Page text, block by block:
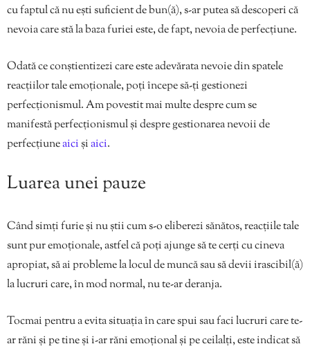
cu faptul că nu ești suficient de bun(ă), s-ar putea să descoperi că
nevoia care stă la baza furiei este, de fapt, nevoia de perfecțiune.
Odată ce conștientizezi care este adevărata nevoie din spatele
reacțiilor tale emoționale, poți începe să-ți gestionezi
perfecționismul. Am povestit mai multe despre cum se
manifestă perfecționismul și despre gestionarea nevoii de
perfecțiuneaicișiaici.
Luarea unei pauze
Când simți furie și nu știi cum s-o eliberezi sănătos, reacțiile tale
sunt pur emoționale, astfel că poți ajunge să te cerți cu cineva
apropiat, să ai probleme la locul de muncă sau să devii irascibil(ă)
la lucruri care, în mod normal, nu te-ar deranja.
Tocmai pentru a evita situația în care spui sau faci lucruri care te-
ar răni și pe tine și i-ar răni emoțional și pe ceilalți, este indicat să